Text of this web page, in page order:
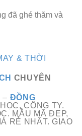
đã ghé thăm và
& THỜI
CHUYÊN
– ĐỒNG
CÔNG TY.
MẪU MÃ ĐẸP,
RẺ NHẤT. GIAO